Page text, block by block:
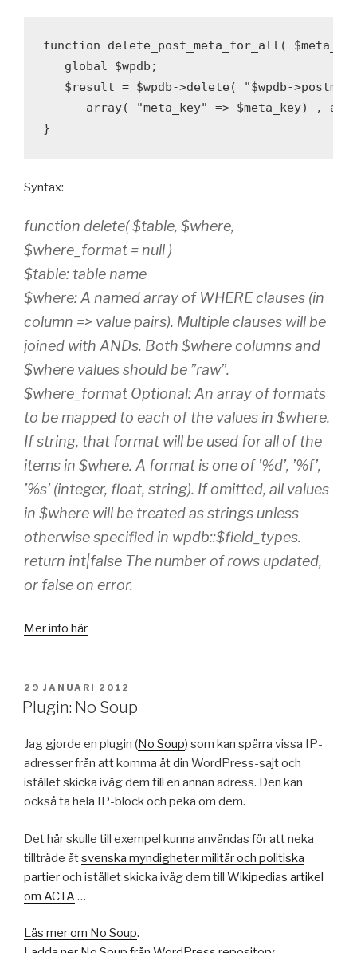
function delete_post_meta_for_all(
   global $wpdb;
$result = $wpdb->delete( "$wpdb-
array( "meta_key" => $meta_key) ,
Syntax:
function delete( $table, $where,
$where_format = null )
$table: table name
$where: A named array of WHERE clauses (in
column => value pairs). Multiple clauses will be
joined with ANDs. Both $where columns and
$where values should be ”raw”.
$where_format Optional: An array of formats
to be mapped to each of the values in $where.
If string, that format will be used for all of the
items in $where. A format is one of ’%d’, ’%f’,
’%s’ (integer, float, string). If omitted, all values
in $where will be treated as strings unless
otherwise specified in wpdb::$field_types.
return int|false The number of rows updated,
or false on error.
Mer info här
PUBLICERAT
29 JANUARI 2012
Plugin: No Soup
Jag gjorde en plugin (No Soup) som kan spärra vissa IP-
adresser från att komma åt din WordPress-sajt och
istället skicka iväg dem till en annan adress. Den kan
också ta hela IP-block och peka om dem.
Det här skulle till exempel kunna användas för att neka
tillträde åtsvenska myndigheter militär och politiska
partieroch istället skicka iväg dem till Wikipedias artikel
om ACTA…
Läs mer om No Soup.